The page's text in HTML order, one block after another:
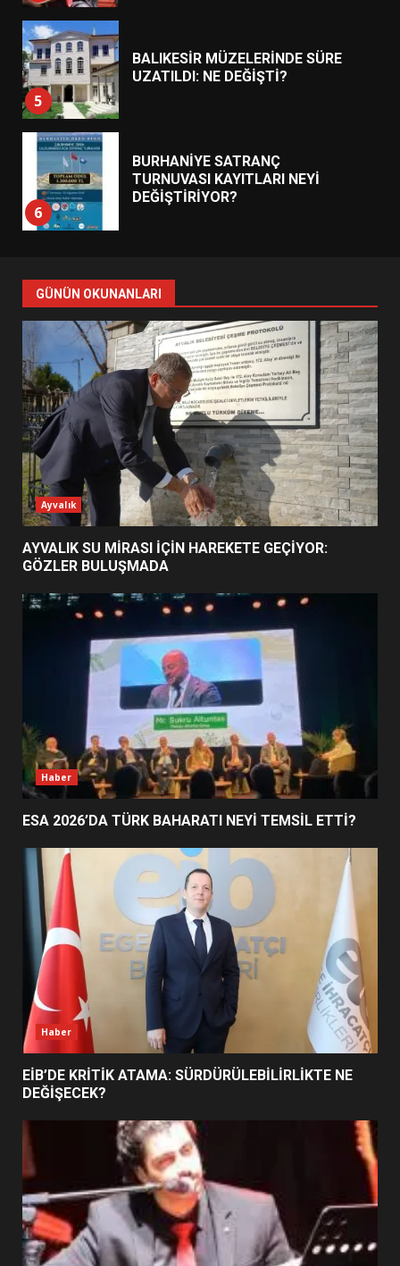
5
BALIKESİR MÜZELERİNDE SÜRE
UZATILDI: NE DEĞİŞTİ?
6
BURHANİYE SATRANÇ
TURNUVASI KAYITLARI NEYİ
DEĞİŞTİRİYOR?
7
YENİ YÖNETİM NASIL
ŞEKİLLENDİ?
1
AYVALIK SU MİRASI İÇİN
HAREKETE GEÇİYOR: GÖZLER
BULUŞMADA
2
ESA 2026’DA TÜRK BAHARATI
NEYİ TEMSİL ETTİ?
EİB’DE KRİTİK ATAMA:
SÜRDÜRÜLEBİLİRLİKTE NE
DEĞİŞECEK?
4
EDREMİT’İN GURURU TÜRKİYE
FİNALİNDE NE BAŞARDI?
5
UZATILDI: NE DEĞİŞTİ?
6
BURHANİYE SATRANÇ
TURNUVASI KAYITLARI NEYİ
DEĞİŞTİRİYOR?
BURHANİYE BELEDİYESPOR’DA
YENİ YÖNETİM NASIL
GÜNÜN OKUNANLARI
Ayvalık
AYVALIK SU MİRASI İÇİN HAREKETE GEÇİYOR:
GÖZLER BULUŞMADA
Haber
ESA 2026’DA TÜRK BAHARATI NEYİ TEMSİL ETTİ?
Haber
EİB’DE KRİTİK ATAMA: SÜRDÜRÜLEBİLİRLİKTE NE
DEĞİŞECEK?